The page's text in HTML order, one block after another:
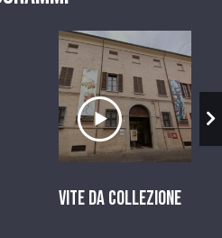
Ascolta il
Vite da Collezione